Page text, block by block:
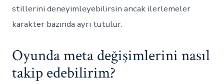
stillerini deneyimleyebilirsin ancak ilerlemeler
karakter bazında ayrı tutulur.
Oyunda meta değişimlerini nasıl
takip edebilirim?